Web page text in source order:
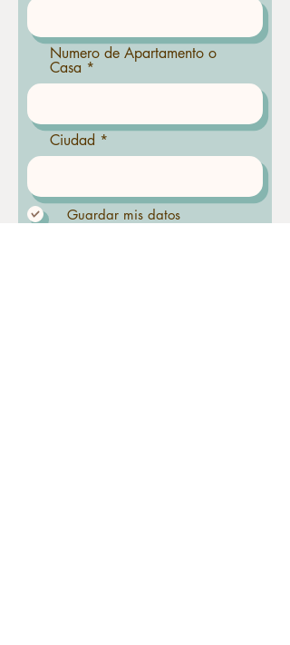
Numero de Apartamento o
Casa
Ciudad
Guardar mis datos